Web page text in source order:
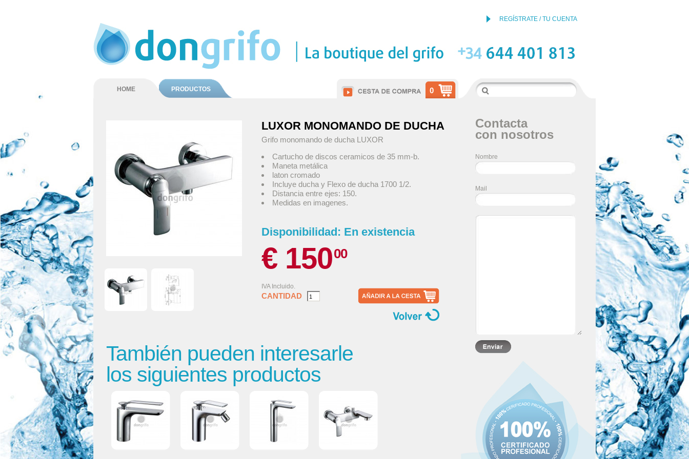
REGÍSTRATE / TU CUENTA
HOME PRODUCTOS 0
LUXOR MONOMANDO DE DUCHA
Grifo monomando de ducha LUXOR
Cartucho de discos ceramicos de 35 mm-b.
Maneta metálica
laton cromado
Incluye ducha y Flexo de ducha 1700 1/2.
Distancia entre ejes: 150.
Medidas en imagenes.
Disponibilidad: En existencia
€ 15000
IVA Incluido.
CANTIDAD
También pueden interesarle
los siguientes productos
Contacta
con nosotros
Nombre
Mail